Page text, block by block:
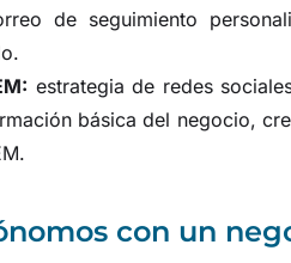
de seguimiento
estrategia de redes
básica del negocio,
con un